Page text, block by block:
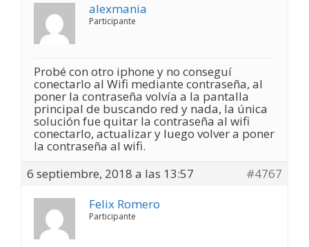
alexmania
Participante
Probé con otro iphone y no conseguí
conectarlo al Wifi mediante contraseña, al
poner la contraseña volvía a la pantalla
principal de buscando red y nada, la única
solución fue quitar la contraseña al wifi
conectarlo, actualizar y luego volver a poner
la contraseña al wifi.
6 septiembre, 2018 a las 13:57
#4767
Felix Romero
Participante